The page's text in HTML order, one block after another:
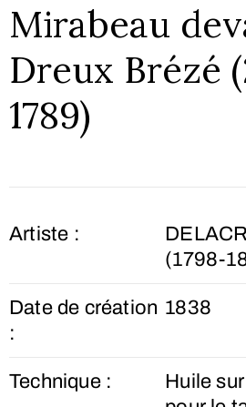
Mirabeau
Dreux Brézé
1789)
Artiste :
(1798-
Date de création
:
1838
Technique :
Huile